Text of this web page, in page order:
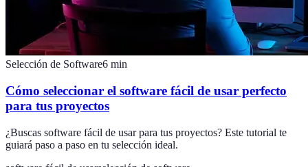
Selección de Software6 min
Cómo seleccionar el software fácil de usar perfecto
para tus proyectos
¿Buscas software fácil de usar para tus proyectos? Este tutorial te
guiará paso a paso en tu selección ideal.